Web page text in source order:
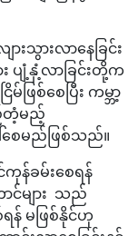
းသွားလာနေခြင်း
ပျံ့နှံ့လာခြင်းတို့က
ြစ်စေပြီး ကမ္ဘာ့
တံ့မည့်
စေမည်ဖြစ်သည်။
န်ခမ်းစေရန်
င်များ သည်
မဖြစ်နိုင်ဟု